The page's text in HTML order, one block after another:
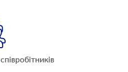
співробітників